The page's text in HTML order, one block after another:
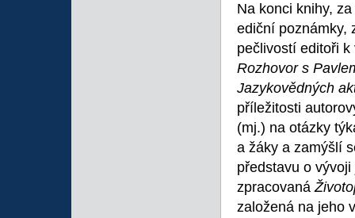
Na konci knihy,
ediční poznámky,
pečlivostí editoři
Rozhovor s
Jazykovědných
příležitosti
(mj.) na otázky
a žáky a zamýšlí
představu o
zpracovaná
založená na jeho